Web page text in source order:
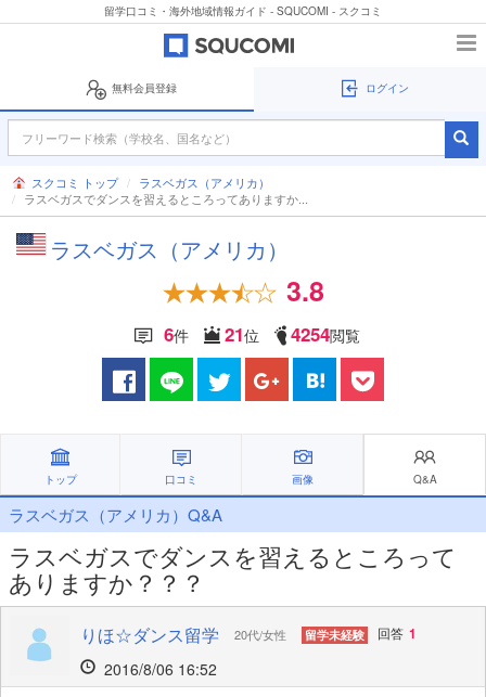
留学口コミ・海外地域情報ガイド - SQUCOMI - スクコミ
無料会員登録 ログイン
スクコミ トップ
ラスベガス（アメリカ）
ラスベガスでダンスを習えるところってありますか...
ラスベガス（アメリカ）
3.8
6件 21位 4254閲覧
トップ 口コミ 画像 Q&A
ラスベガス（アメリカ）Q&A
ラスベガスでダンスを習えるところって
ありますか？？？
りほ☆ダンス留学 20代/女性 留学未経験 回答 1
2016/8/06 16:52